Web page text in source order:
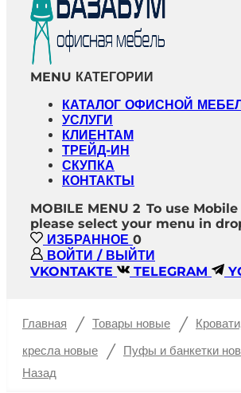
MENU КАТЕГОРИИ
КАТАЛОГ ОФИСНОЙ
УСЛУГИ
КЛИЕНТАМ
ТРЕЙД-ИН
СКУПКА
КОНТАКТЫ
MOBILE MENU 2 To use
please select your menu in
ИЗБРАННОЕ 0
ВОЙТИ / ВЫЙТИ
VKONTAKTE
TELEGRAM
Главная / Товары новые /
кресла новые / Пуфы и банкетки
Назад